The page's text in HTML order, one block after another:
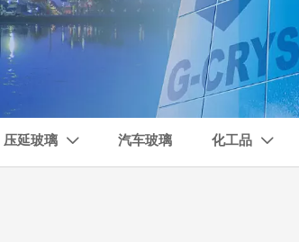
压延玻璃  汽车玻璃 化工品 